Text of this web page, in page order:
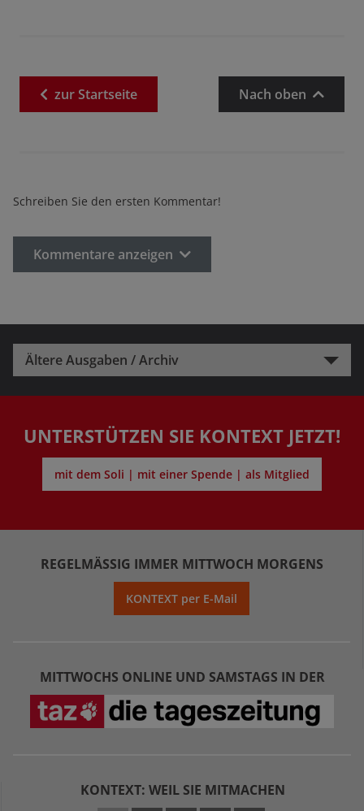
zurStartseite Nach oben
Schreiben Sie den ersten Kommentar!
Kommentare anzeigen
Ältere Ausgaben / Archiv
UNTERSTÜTZEN SIE KONTEXT JETZT!
mit dem Soli | mit einer Spende | als Mitglied
REGELMÄSSIG IMMER MITTWOCH MORGENS
KONTEXT per E-Mail
MITTWOCHS ONLINE UND SAMSTAGS IN DER
KONTEXT: WEIL SIE MITMACHEN